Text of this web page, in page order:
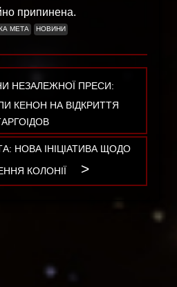
припинена.
МЕТА НОВИНИ
НЕЗАЛЕЖНОЇ ПРЕСИ:
КЕНОН НА ВІДКРИТТЯ
НОВА ІНІЦІАТИВА ЩОДО
КОЛОНІЇ